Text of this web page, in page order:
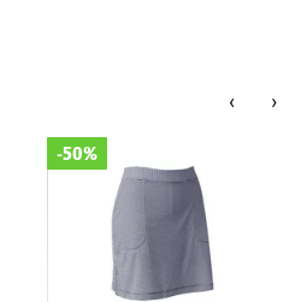
‹ ›
-50%